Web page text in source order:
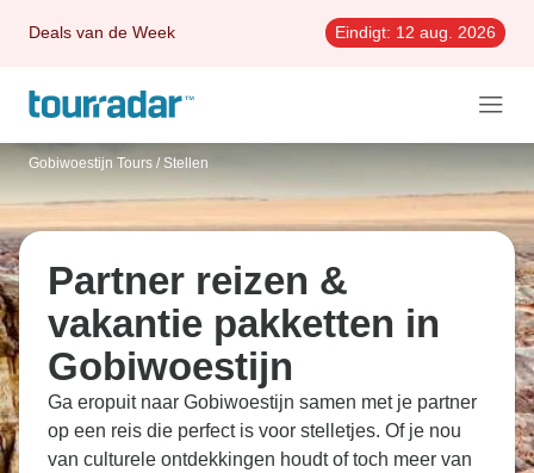
Deals van de Week Eindigt: 12 aug. 2026
Gobiwoestijn Tours / Stellen
Partner reizen &
vakantie pakketten in
Gobiwoestijn
Ga eropuit naar Gobiwoestijn samen met je partner
op een reis die perfect is voor stelletjes. Of je nou
van culturele ontdekkingen houdt of toch meer van